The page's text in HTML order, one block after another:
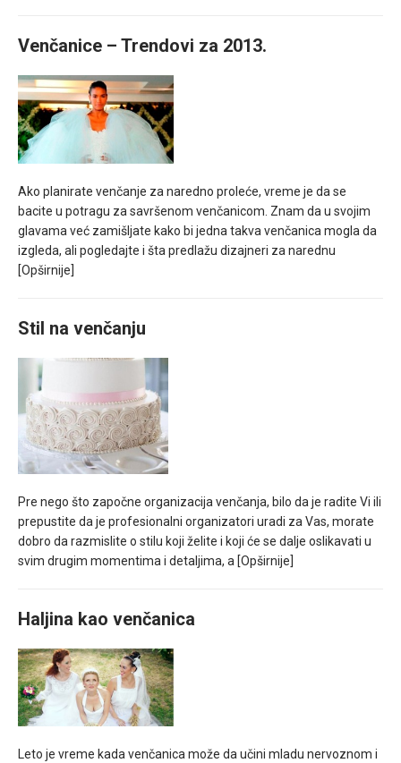
Venčanice – Trendovi za 2013.
Ako planirate venčanje za naredno proleće, vreme je da se
bacite u potragu za savršenom venčanicom. Znam da u svojim
glavama već zamišljate kako bi jedna takva venčanica mogla da
izgleda, ali pogledajte i šta predlažu dizajneri za narednu
[Opširnije]
Stil na venčanju
Pre nego što započne organizacija venčanja, bilo da je radite Vi ili
prepustite da je profesionalni organizatori uradi za Vas, morate
dobro da razmislite o stilu koji želite i koji će se dalje oslikavati u
svim drugim momentima i detaljima, a [Opširnije]
Haljina kao venčanica
Leto je vreme kada venčanica može da učini mladu nervoznom i